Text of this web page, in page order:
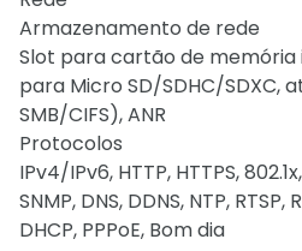
Armazenamento de rede
Slot para cartão de
para Micro SD/SDHC/SDXC,
SMB/CIFS), ANR
Protocolos
IPv4/IPv6, HTTP, HTTPS,
SNMP, DNS, DDNS, NTP, RTSP,
DHCP, PPPoE, Bom dia